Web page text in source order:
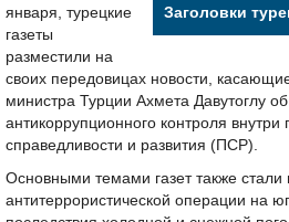
Заголовки
января, турецкие
газеты
разместили на
своих передовицах новости,
министра Турции Ахмета Давутоглу
антикоррупционного контроля
справедливости и развития (ПСР).
Основными темами газет также стали
антитеррористической операции на